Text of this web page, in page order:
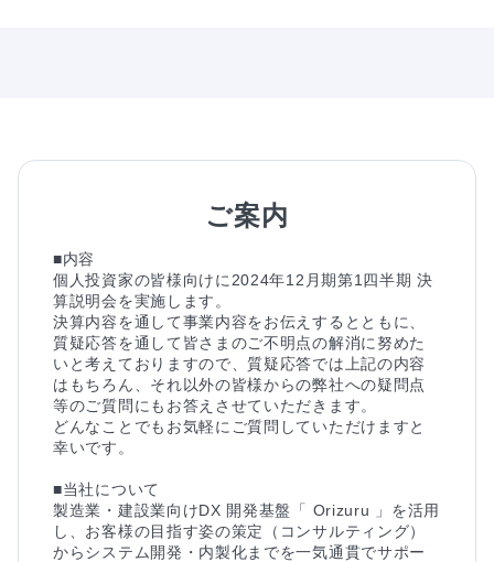
ご案内
■内容
個人投資家の皆様向けに2024年12月期第1四半期 決
算説明会を実施します。
決算内容を通して事業内容をお伝えするとともに、
質疑応答を通して皆さまのご不明点の解消に努めた
いと考えておりますので、質疑応答では上記の内容
はもちろん、それ以外の皆様からの弊社への疑問点
等のご質問にもお答えさせていただきます。
どんなことでもお気軽にご質問していただけますと
幸いです。
■当社について
製造業・建設業向けDX 開発基盤「 Orizuru 」を活用
し、お客様の目指す姿の策定（コンサルティング）
からシステム開発・内製化までを一気通貫でサポー